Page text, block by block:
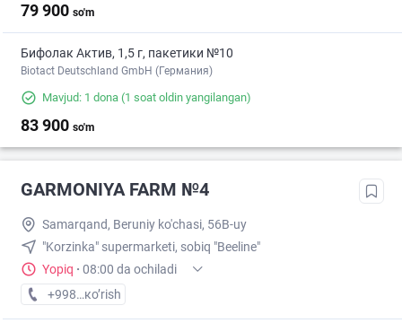
79 900 so'm
Бифолак Актив, 1,5 г, пакетики №10
Biotact Deutschland GmbH (Германия)
Mavjud: 1 dona (1 soat oldin yangilangan)
83 900 so'm
GARMONIYA FARM №4
Samarqand, Beruniy ko'chasi, 56B-uy
"Korzinka" supermarketi, sobiq "Beeline"
Yopiq · 08:00 da ochiladi
+998 (95) XXX-XX-XX
кo’rish